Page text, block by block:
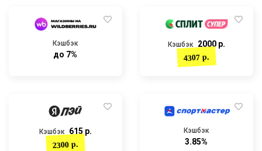
Кэшбэк
до 7%
Кэшбэк 2000 р.
4307 р.
Кэшбэк 615 р.
2300 р.
Кэшбэк
3.85%